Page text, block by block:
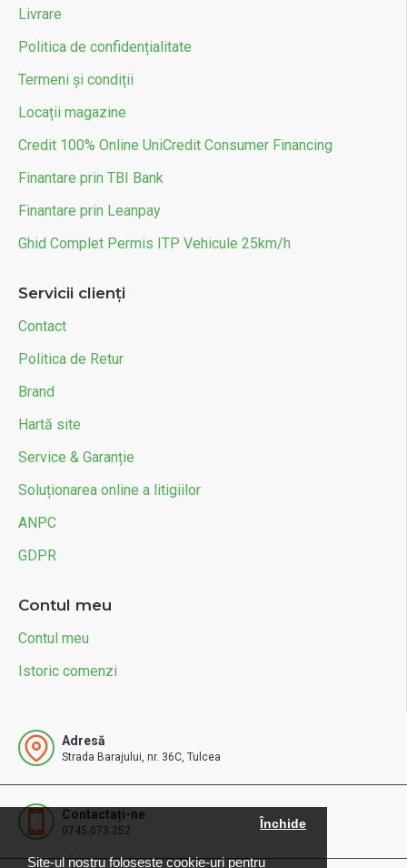
Site-ul nostru foloseste cookie-uri pentru
Închide
Livrare
Politica de confidențialitate
Termeni și condiții
Locații magazine
Credit 100% Online UniCredit Consumer Financing
Finantare prin TBI Bank
Finantare prin Leanpay
Ghid Complet Permis ITP Vehicule 25km/h
Servicii clienți
Contact
Politica de Retur
Brand
Hartă site
Service & Garanție
Soluționarea online a litigiilor
ANPC
GDPR
Contul meu
Contul meu
Istoric comenzi
Adresă
Strada Barajului, nr. 36C, Tulcea
Contactați-ne
0745.073.252